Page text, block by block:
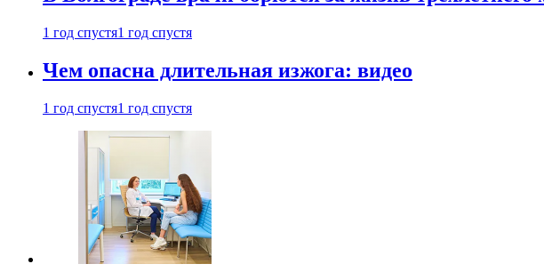
1 год спустя1 год спустя
Чем опасна длительная изжога: видео
1 год спустя1 год спустя